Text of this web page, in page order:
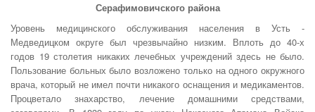
Серафимовичского района
Уровень медицинского обслуживания населения в Усть -
Медведицком округе был чрезвычайно низким. Вплоть до 40-х
годов 19 столетия никаких лечебных учреждений здесь не было.
Пользование больных было возложено только на одного окружного
врача, который не имел почти никакого оснащения и медикаментов.
Процветало знахарство, лечение домашними средствами,